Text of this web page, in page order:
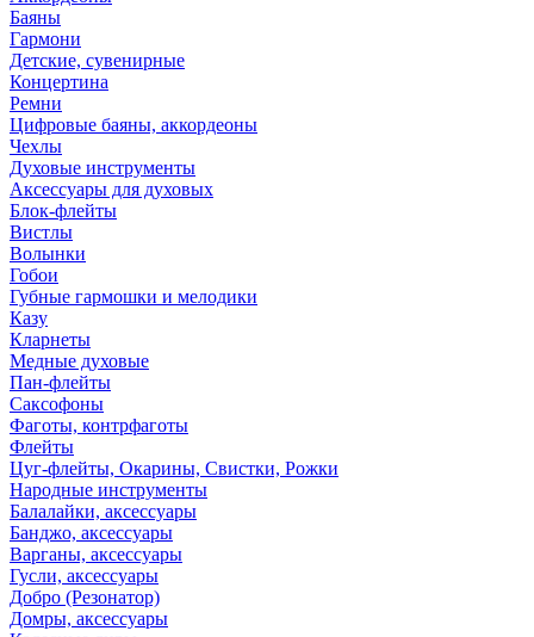
Баяны
Гармони
Детские, сувенирные
Концертина
Ремни
Цифровые баяны, аккордеоны
Чехлы
Духовые инструменты
Аксессуары для духовых
Блок-флейты
Вистлы
Волынки
Гобои
Губные гармошки и мелодики
Казу
Кларнеты
Медные духовые
Пан-флейты
Саксофоны
Фаготы, контрфаготы
Флейты
Цуг-флейты, Окарины, Свистки, Рожки
Народные инструменты
Балалайки, аксессуары
Банджо, аксессуары
Варганы, аксессуары
Гусли, аксессуары
Добро (Резонатор)
Домры, аксессуары